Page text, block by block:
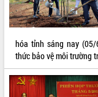
Khơi thông điểm nghẽn,
giải ngân vốn khắc phục
HĐND tỉnh thông qua điều
hoạch tỉnh thời kỳ 2021-
Hội thảo góp ý hồ sơ điều
hoạch tỉnh Đắk Lắk thời kỳ
tầm nhìn đến năm 2050
hóa tỉnh sáng nay
thức bảo vệ môi trường